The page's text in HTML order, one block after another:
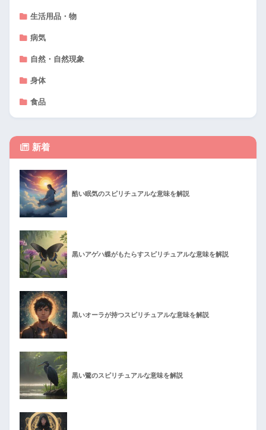
生活用品・物
病気
自然・自然現象
身体
食品
新着
酷い眠気のスピリチュアルな意味を解説
黒いアゲハ蝶がもたらすスピリチュアルな意味を解説
黒いオーラが持つスピリチュアルな意味を解説
黒い鷺のスピリチュアルな意味を解説